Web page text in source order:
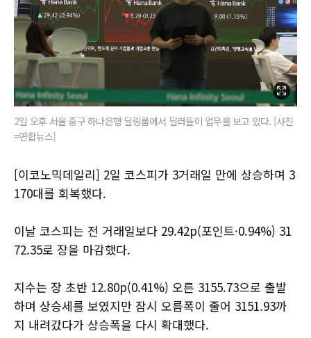
2일 오후 서울 중구 하나은행 딜링룸에서 딜러들이 업무를 보고 있다. [사진
=연합뉴스]
[이코노믹데일리] 2일 코스피가 3거래일 만에 상승하며 3
170대를 회복했다.
이날 코스피는 전 거래일보다 29.42p(포인트·0.94%) 31
72.35로 장을 마감했다.
지수는 장 초반 12.80p(0.41%) 오른 3155.73으로 출발
하며 상승세를 보였지만 잠시 오름폭이 줄어 3151.93까
지 내려갔다가 상승폭을 다시 확대했다.